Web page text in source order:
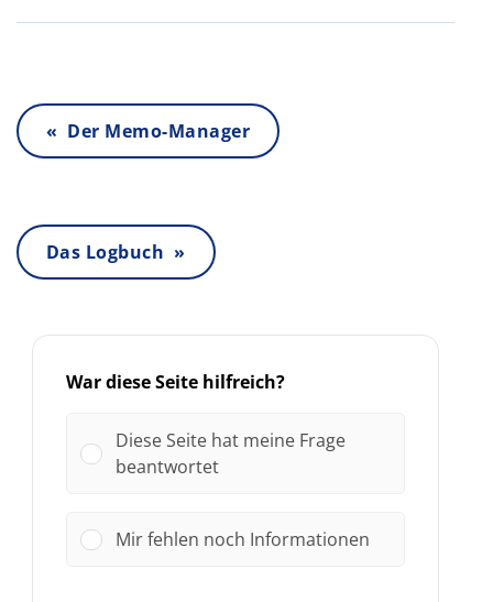
« Der Memo-Manager
Das Logbuch »
War diese Seite hilfreich?
Diese Seite hat meine Frage
beantwortet
Mir fehlen noch Informationen